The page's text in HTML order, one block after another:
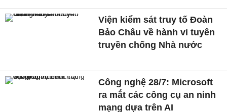
Viện kiểm sát truy tố Đoàn
Bảo Châu về hành vi tuyên
truyền chống Nhà nước
Công nghệ 28/7: Microsoft
ra mắt các công cụ an ninh
mạng dựa trên AI